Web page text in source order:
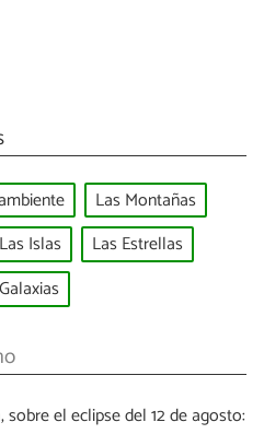
Las Montañas
Las Islas
Las Estrellas
el eclipse del 12 de agosto: